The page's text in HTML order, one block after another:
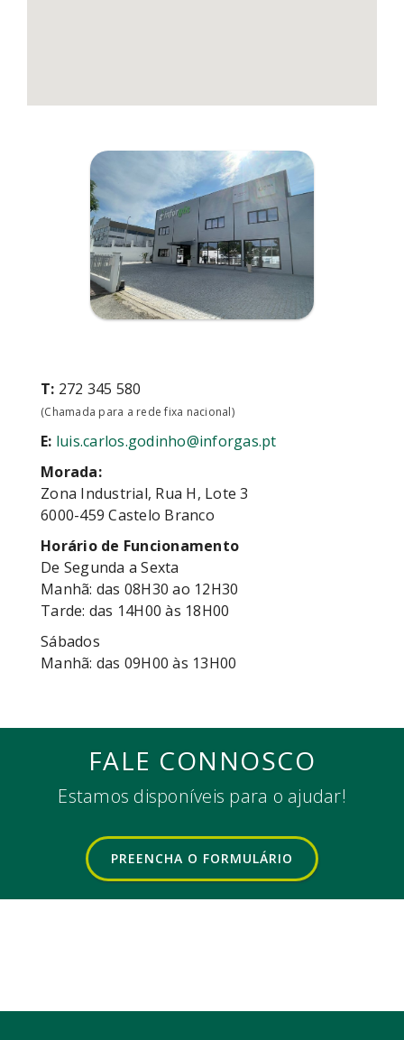
T: 272 345 580
(Chamada para a rede fixa nacional)
E: luis.carlos.godinho@inforgas.pt
Morada:
Zona Industrial, Rua H, Lote 3
6000-459 Castelo Branco
Horário de Funcionamento
De Segunda a Sexta
Manhã: das 08H30 ao 12H30
Tarde: das 14H00 às 18H00
Sábados
Manhã: das 09H00 às 13H00
FALE CONNOSCO
Estamos disponíveis para o ajudar!
PREENCHA O FORMULÁRIO